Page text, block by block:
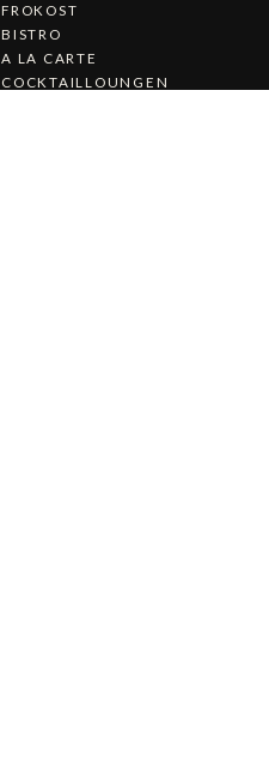
FROKOST
BISTRO
A LA CARTE
COCKTAILLOUNGEN